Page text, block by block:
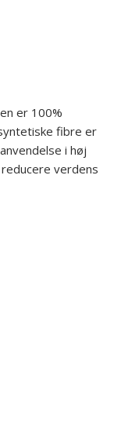
er 100%
fibre er
i høj
verdens